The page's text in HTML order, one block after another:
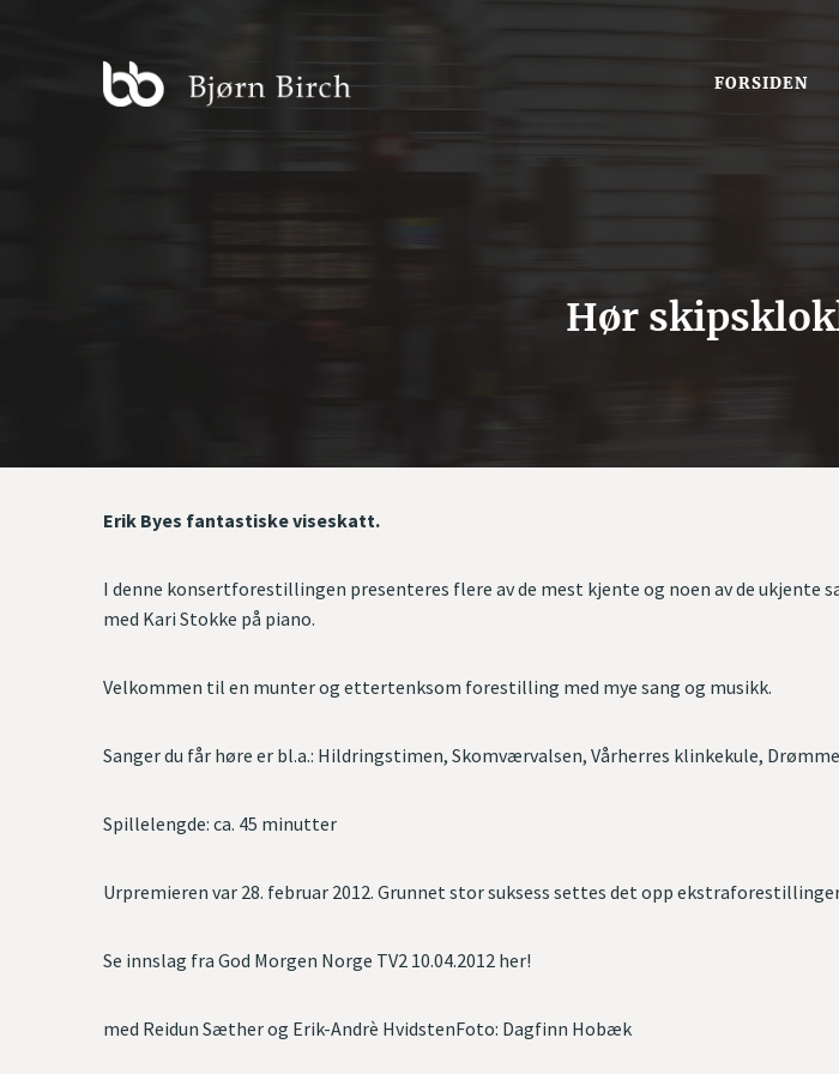
FORSIDEN
Hør
Erik Byes fantastiske viseskatt.
I denne konsertforestillingen presenteres flere av de mest kjente og noen av de ukjente
med Kari Stokke på piano.
Velkommen til en munter og ettertenksom forestilling med mye sang og musikk.
Sanger du får høre er bl.a.: Hildringstimen, Skomværvalsen, Vårherres klinkekule,
Spillelengde: ca. 45 minutter
Urpremieren var 28. februar 2012. Grunnet stor suksess settes det opp
Se innslag fra God Morgen Norge TV2 10.04.2012 her!
med Reidun Sæther og Erik-Andrè HvidstenFoto: Dagfinn Hobæk